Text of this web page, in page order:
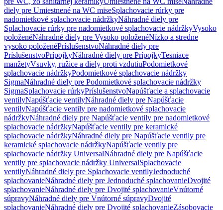
diely pre Umiestnené na WC miseSplachovacie rúrky pre
nadomietkové splachovacie nádržkyNáhradné diely pre
Splachovacie rúrky pre nadomietkové splachovacie nádržkyVysoko
položenéNáhradné diely pre Vysoko položenéNízko a stredne
vysoko položenéPríslušenstvoNáhradné diely pre
PríslušenstvoPrípojkyNáhradné diely pre PrípojkyTesniace
manžetyVsuvky, ružice a diely proti vzdutiuPodomietkové
splachovacie nádržkyPodomietkové splachovacie nádržky
SigmaNáhradné diely pre Podomietkové splachovacie nádržky
SigmaSplachovacie rúrkyPríslušenstvoNapúšťacie a splachovacie
ventilyNapúšťacie ventilyNáhradné diely pre Napúšťacie
ventilyNapúšťacie ventily pre nadomietkové splachovacie
nádržkyNáhradné diely pre Napúšťacie ventily pre nadomietkové
splachovacie nádržkyNapúšťacie ventily pre keramické
splachovacie nádržkyNáhradné diely pre Napúšťacie ventily pre
keramické splachovacie nádržkyNapúšťacie ventily pre
splachovacie nádržky UniversalNáhradné diely pre Napúšťacie
ventily pre splachovacie nádržky UniversalSplachovacie
ventilyNáhradné diely pre Splachovacie ventilyJednoduché
splachovanieNáhradné diely pre Jednoduché splachovanieDvojité
splachovanieNáhradné diely pre Dvojité splachovanieVnútorné
súpravyNáhradné diely pre Vnútorné súpravyDvojité
splachovanieNáhradné diely pre Dvojité splachovanieZásobovacie